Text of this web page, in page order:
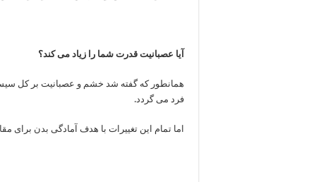
آیا عصبانیت قدرت شما را زیاد می کند؟
همانطور که گفته شد خشم و عصبانیت بر کل
فرد می گردد.
اما تمام این تغییرات با هدف آمادگی بدن